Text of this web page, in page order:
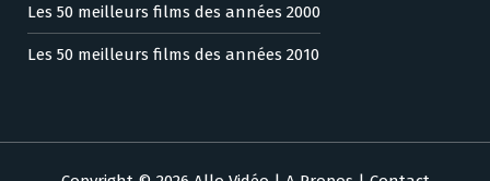
Les 50 meilleurs films des années 2000
Les 50 meilleurs films des années 2010